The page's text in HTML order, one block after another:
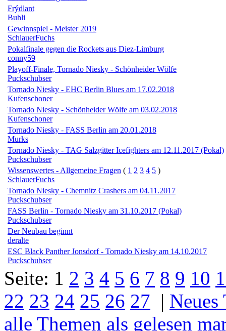
Frýdlant
Buhli
Gewinnspiel - Meister 2019
SchlauerFuchs
Pokalfinale gegen die Rockets aus Diez-Limburg
conny59
Playoff-Finale, Tornado Niesky - Schönheider Wölfe
Puckschubser
Tornado Niesky - EHC Berlin Blues am 17.02.2018
Kufenschoner
Tornado Niesky - Schönheider Wölfe am 03.02.2018
Kufenschoner
Tornado Niesky - FASS Berlin am 20.01.2018
Murks
Tornado Niesky - TAG Salzgitter Icefighters am 12.11.2017 (Pokal)
Puckschubser
Wissenswertes - Allgemeine Fragen ( 1 2 3 4 5 )
SchlauerFuchs
Tornado Niesky - Chemnitz Crashers am 04.11.2017
Puckschubser
FASS Berlin - Tornado Niesky am 31.10.2017 (Pokal)
Puckschubser
Der Neubau beginnt
deralte
ESC Black Panther Jonsdorf - Tornado Niesky am 14.10.2017
Puckschubser
Seite: 1 2 3 4 5 6 7 8 9 10
22 23 24 25 26 27 | Neues
alle Themen als gelesen